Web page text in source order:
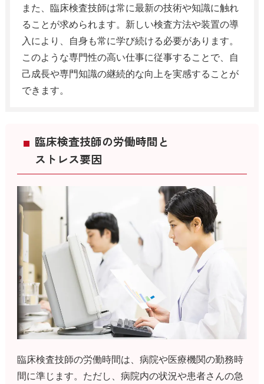
また、臨床検査技師は常に最新の技術や知識に触れ
ることが求められます。新しい検査方法や装置の導
入により、自身も常に学び続ける必要があります。
このような専門性の高い仕事に従事することで、自
己成長や専門知識の継続的な向上を実感することが
できます。
臨床検査技師の労働時間と
ストレス要因
臨床検査技師の労働時間は、病院や医療機関の勤務時
間に準じます。ただし、病院内の状況や患者さんの急